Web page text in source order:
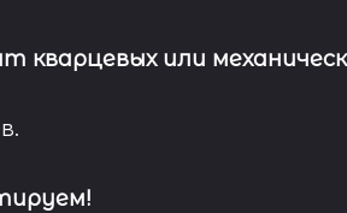
кварцевых или